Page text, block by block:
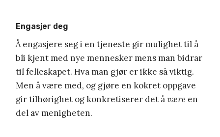
Engasjer deg
Å engasjere seg i en tjeneste gir mulighet til å
bli kjent med nye mennesker mens man bidrar
til felleskapet. Hva man gjør er ikke så viktig.
Men å være med, og gjøre en kokret oppgave
gir tilhørighet og konkretiserer det åvære en
del av menigheten.